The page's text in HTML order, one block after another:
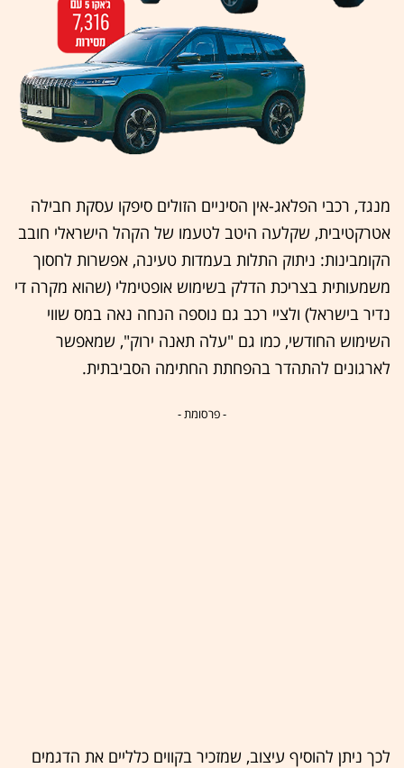
מנגד, רכבי הפלאג-אין הסיניים הזולים סיפקו עסקת חבילה
אטרקטיבית, שקלעה היטב לטעמו של הקהל הישראלי חובב
הקומבינות: ניתוק התלות בעמדות טעינה, אפשרות לחסוך
משמעותית בצריכת הדלק בשימוש אופטימלי (שהוא מקרה די
נדיר בישראל) ולציי רכב גם נוספה הנחה נאה במס שווי
השימוש החודשי, כמו גם "עלה תאנה ירוק", שמאפשר
לארגונים להתהדר בהפחתת החתימה הסביבתית.
- פרסומת -
לכך ניתן להוסיף עיצוב, שמזכיר בקווים כלליים את הדגמים